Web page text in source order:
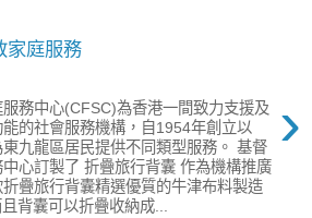
家庭服務
›
務中心(CFSC)為香港一間致力支援及
的社會服務機構，自1954年創立以
九龍區居民提供不同類型服務。 基督
心訂製了 折疊旅行背囊 作為機構推廣
疊旅行背囊精選優質的牛津布料製造
背囊可以折疊收納成...